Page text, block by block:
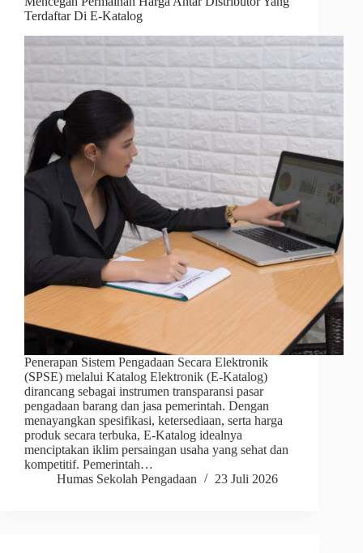
Terdaftar Di E-Katalog
Penerapan Sistem Pengadaan Secara Elektronik
(SPSE) melalui Katalog Elektronik (E-Katalog)
dirancang sebagai instrumen transparansi pasar
pengadaan barang dan jasa pemerintah. Dengan
menayangkan spesifikasi, ketersediaan, serta harga
produk secara terbuka, E-Katalog idealnya
menciptakan iklim persaingan usaha yang sehat dan
kompetitif. Pemerintah…
Humas Sekolah Pengadaan
23 Juli 2026